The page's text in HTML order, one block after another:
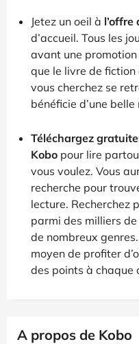
Jetez un oeil à l’offre
d’accueil. Tous les
avant une
que le livre de
vous cherchez se
bénéficie d’une
Téléchargez
Kobo pour lire
vous voulez. Vous
recherche pour
lecture. Recherchez
parmi des milliers
de nombreux
moyen de profiter
des points à chaque
A propos de Kobo